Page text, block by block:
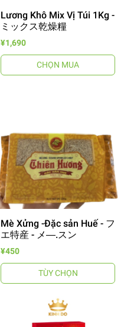
Lương Khô Mix Vị Túi 1Kg -
ミックス乾燥糧
¥1,690
CHỌN MUA
Mè Xửng -Đặc sản Huế - フ
エ特産 - メ―.スン
¥450
TÙY CHỌN